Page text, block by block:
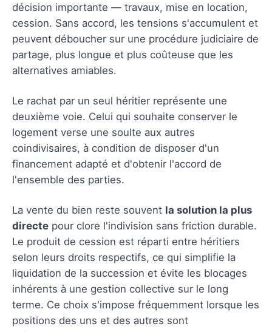
décision importante — travaux, mise en location,
cession. Sans accord, les tensions s'accumulent et
peuvent déboucher sur une procédure judiciaire de
partage, plus longue et plus coûteuse que les
alternatives amiables.
Le rachat par un seul héritier représente une
deuxième voie. Celui qui souhaite conserver le
logement verse une soulte aux autres
coindivisaires, à condition de disposer d'un
financement adapté et d'obtenir l'accord de
l'ensemble des parties.
La vente du bien reste souvent la solution la plus
directe pour clore l'indivision sans friction durable.
Le produit de cession est réparti entre héritiers
selon leurs droits respectifs, ce qui simplifie la
liquidation de la succession et évite les blocages
inhérents à une gestion collective sur le long
terme. Ce choix s'impose fréquemment lorsque les
positions des uns et des autres sont